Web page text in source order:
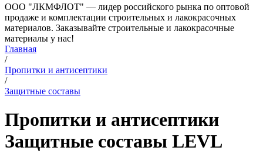
ООО "ЛКМФЛОТ" — лидер российского рынка по оптовой
продаже и комплектации строительных и лакокрасочных
материалов. Заказывайте строительные и лакокрасочные
материалы у нас!
Главная
/
Пропитки и антисептики
/
Защитные составы
Пропитки и антисептики
Защитные составы LEVL